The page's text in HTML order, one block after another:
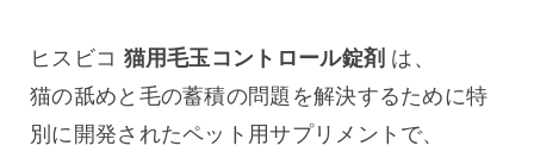
ヒスビコ 猫用毛玉コントロール錠剤 は、
猫の舐めと毛の蓄積の問題を解決するために特
別に開発されたペット用サプリメントで、